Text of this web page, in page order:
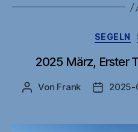
SEGELN
2025 März, Erster
Beitragsautor
Von Frank